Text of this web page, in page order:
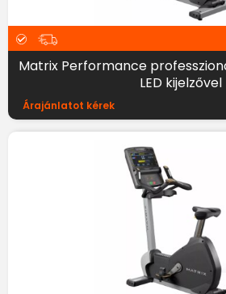
Matrix Performance professzionális szobakerékpár
LED kijelzővel
Árajánlatot kérek